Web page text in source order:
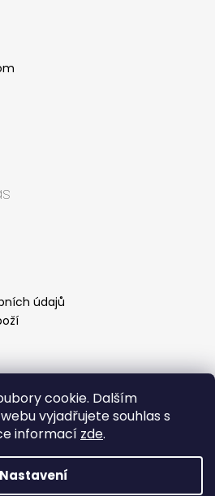
cookie. Dalším
vyjadřujete souhlas s
informací zde.
Nastavení
údajů